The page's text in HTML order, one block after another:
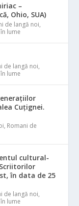
–
Ohio, SUA)
de langă noi,
lume
de langă noi,
lume
Cuțignei.
, Romani de
cultural-
în data de 25
de langă noi,
lume